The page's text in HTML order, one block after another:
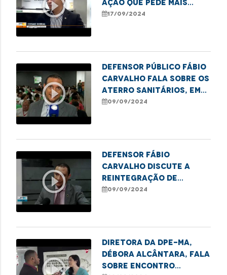
play_circle_outline
ação que pede mais
leitos para cirurgias
17/09/2024
play_circle_outline
Defensor público Fábio
Carvalho fala sobre os
Aterro Sanitários, em
debate no IFMA de
09/09/2024
play_circle_outline
Defensor Fábio
Carvalho discute a
reintegração de
crianças com autismo
09/09/2024
play_circle_outline
Diretora da DPE-MA,
Débora Alcântara, fala
sobre Encontro